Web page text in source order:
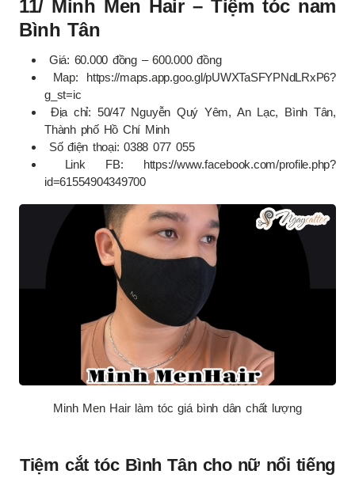
11/ Minh Men Hair – Tiệm tóc nam
Bình Tân
Giá: 60.000 đồng – 600.000 đồng
Map: https://maps.app.goo.gl/pUWXTaSFYPNdLRxP6?
g_st=ic
Địa chỉ: 50/47 Nguyễn Quý Yêm, An Lạc, Bình Tân,
Thành phố Hồ Chí Minh
Số điện thoại: 0388 077 055
Link FB: https://www.facebook.com/profile.php?
id=61554904349700
Minh Men Hair làm tóc giá bình dân chất lượng
Tiệm cắt tóc Bình Tân cho nữ nổi tiếng